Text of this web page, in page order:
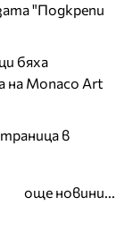
"Подкрепи
бяха
на Monaco Art
в
още новини...